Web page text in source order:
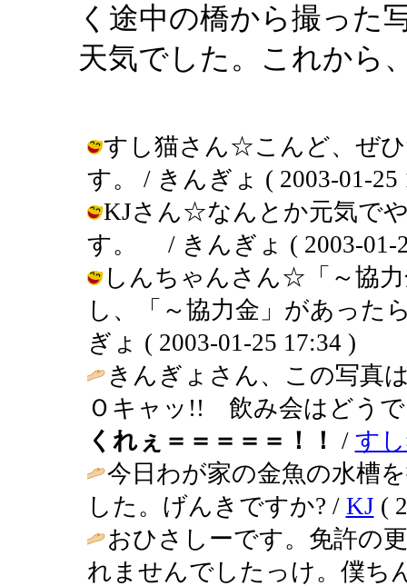
く途中の橋から撮った
天気でした。これから
すし猫さん☆こんど、ぜ
す。 / きんぎょ ( 2003-01-25
KJさん☆なんとか元気で
す。 / きんぎょ ( 2003-01-
しんちゃんさん☆「～協
し、「～協力金」があった
ぎょ ( 2003-01-25 17:34 )
きんぎょさん、この写真
Ｏキャッ!! 飲み会はどう
くれぇ＝＝＝＝＝！！ / す
今日わが家の金魚の水槽
した。げんきですか? / KJ (
おひさしーです。免許の
れませんでしたっけ。僕ち